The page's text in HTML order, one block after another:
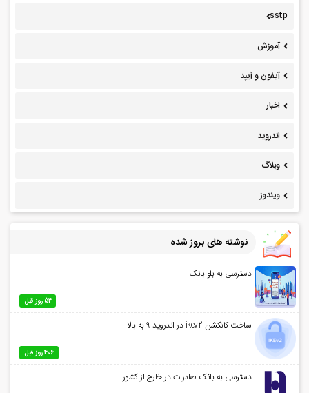
sstp
آموزش
آیفون و آیپد
اخبار
اندروید
وبلاگ
ویندوز
نوشته های بروز شده
دسترسی به بلو بانک
54 روز قبل
ساخت کانکشن ikev2 در اندروید 9 به بالا
406 روز قبل
دسترسی به بانک صادرات در خارج از کشور